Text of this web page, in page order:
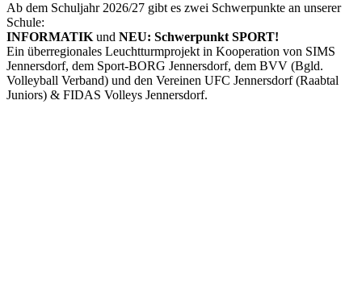
Ab dem Schuljahr 2026/27 gibt es zwei Schwerpunkte an unserer
Schule:
INFORMATIKund NEU: Schwerpunkt SPORT!
Ein überregionales Leuchtturmprojekt in Kooperation von SIMS
Jennersdorf, dem Sport-BORG Jennersdorf, dem BVV (Bgld.
Volleyball Verband) und den Vereinen UFC Jennersdorf (Raabtal
Juniors) & FIDAS Volleys Jennersdorf.